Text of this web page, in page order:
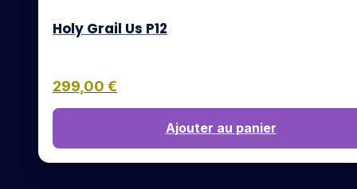
Holy Grail Us P12
299,00 €
Ajouter au panier